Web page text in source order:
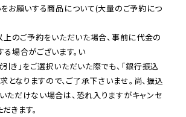
お願いする商品について(大量のご予約につ
のご予約をいただいた場合、事前に代金の
場合がございます。い
き」をご選択いただいた際でも、「銀行振込
となりますので、ご了承下さいませ。尚、振込
ただけない場合は、恐れ入りますがキャンセ
きます。